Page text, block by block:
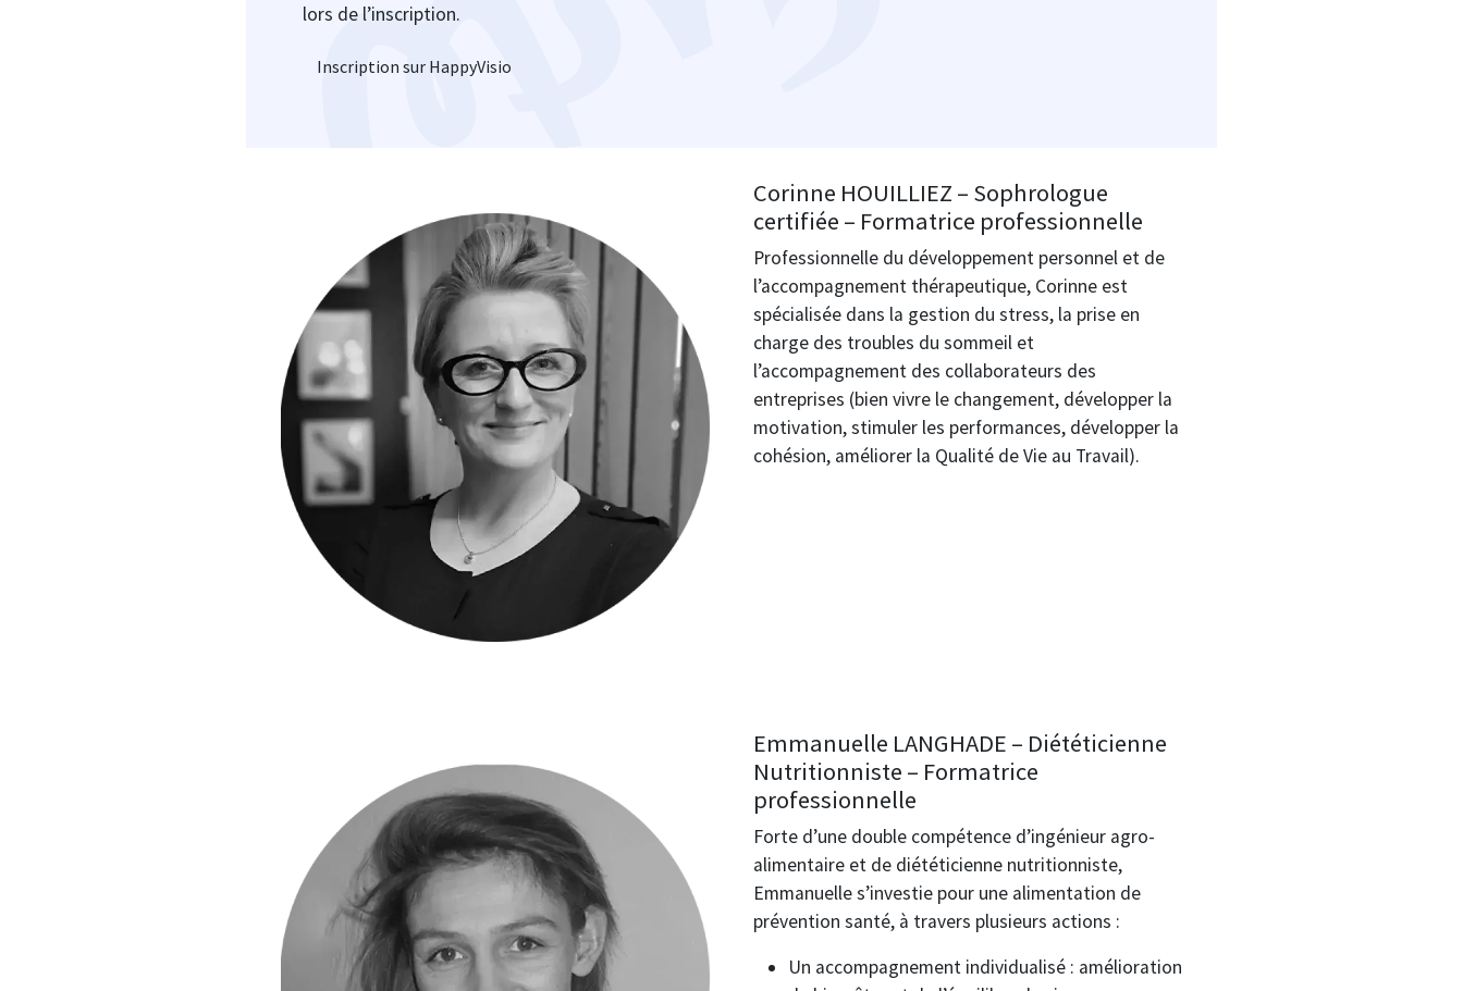
lors de l’inscription.
Inscription sur HappyVisio
Corinne HOUILLIEZ – Sophrologue
certifiée – Formatrice professionnelle
Professionnelle du développement personnel et de
l’accompagnement thérapeutique, Corinne est
spécialisée dans la gestion du stress, la prise en
charge des troubles du sommeil et
l’accompagnement des collaborateurs des
entreprises (bien vivre le changement, développer la
motivation, stimuler les performances, développer la
cohésion, améliorer la Qualité de Vie au Travail).
Emmanuelle LANGHADE – Diététicienne
Nutritionniste – Formatrice
professionnelle
Forte d’une double compétence d’ingénieur agro-
alimentaire et de diététicienne nutritionniste,
Emmanuelle s’investie pour une alimentation de
prévention santé, à travers plusieurs actions :
Un accompagnement individualisé : amélioration